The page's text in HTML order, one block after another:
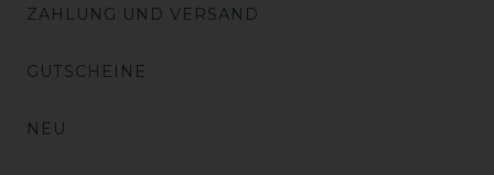
ZAHLUNG UND VERSAND
GUTSCHEINE
NEU